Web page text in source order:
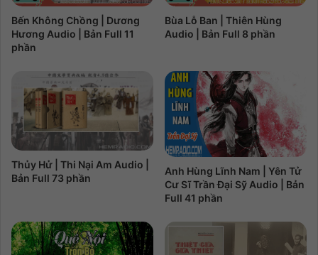
Bến Không Chồng | Dương
Hương Audio | Bản Full 11
phần
Bùa Lỗ Ban | Thiên Hùng
Audio | Bản Full 8 phần
Thủy Hử | Thi Nại Am Audio |
Bản Full 73 phần
Anh Hùng Lĩnh Nam | Yên Tử
Cư Sĩ Trần Đại Sỹ Audio | Bản
Full 41 phần